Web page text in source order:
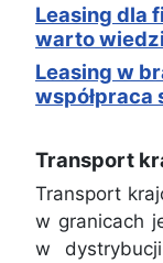
Leasing dla
warto
Leasing w
współpraca
Transport
Transport
w granicach
w